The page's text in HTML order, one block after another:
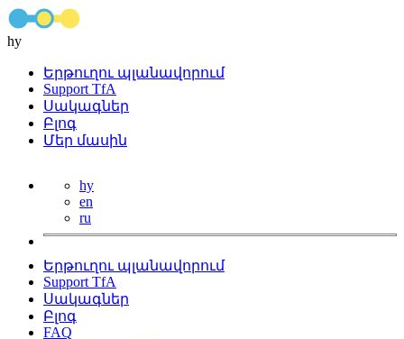
hy
Երթուղու պլանավորում
Support TfA
Սակագներ
Բլոգ
Մեր մասին
hy
en
ru
Երթուղու պլանավորում
Support TfA
Սակագներ
Բլոգ
FAQ